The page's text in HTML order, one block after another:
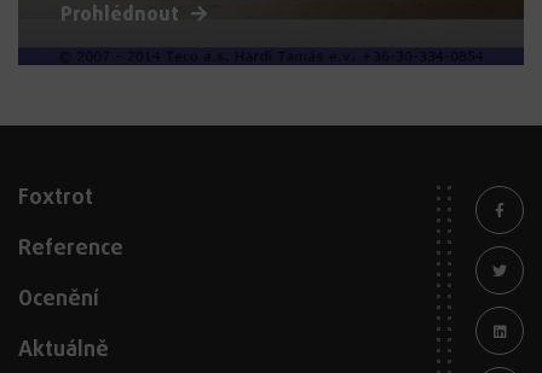
Prohlédnout
Foxtrot
Reference
Ocenění
Aktuálně